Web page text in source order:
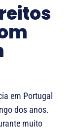
em Portugal
dos anos.
muito